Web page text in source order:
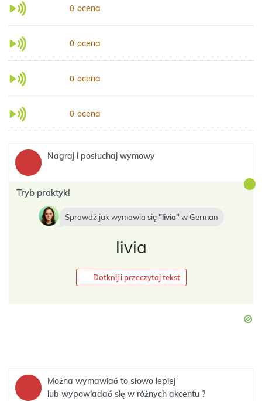
0 ocena
0 ocena
0 ocena
0 ocena
Nagraj i posłuchaj wymowy
Tryb praktyki
Sprawdź jak wymawia się livia w German
livia
Dotknij i przeczytaj tekst
Można wymawiać to słowo lepiej
lub wypowiadać się w różnych akcentu ?